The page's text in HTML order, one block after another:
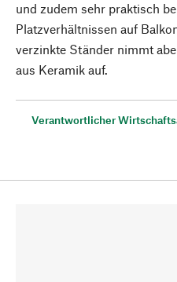
und zudem sehr praktisch
Platzverhältnissen auf
verzinkte Ständer nimmt
aus Keramik auf.
Verantwortlicher